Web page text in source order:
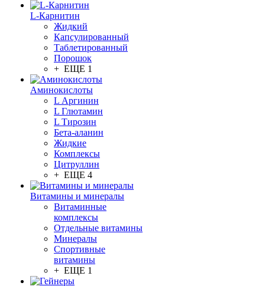
L-Карнитин
Жидкий
Капсулированный
Таблетированный
Порошок
+ ЕЩЕ 1
Аминокислоты
L Аргинин
L Глютамин
L Тирозин
Бета-аланин
Жидкие
Комплексы
Цитруллин
+ ЕЩЕ 4
Витамины и минералы
Витаминные
комплексы
Отдельные витамины
Минералы
Спортивные
витамины
+ ЕЩЕ 1